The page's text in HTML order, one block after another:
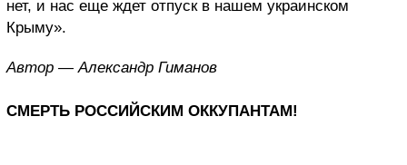
нет, и нас еще ждет отпуск в нашем украинском
Крыму».
Автор — Александр Гиманов
СМЕРТЬ РОССИЙСКИМ ОККУПАНТАМ!